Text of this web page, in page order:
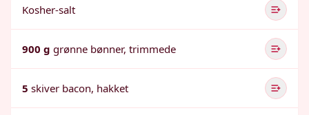
Kosher-salt
900 g grønne bønner, trimmede
5 skiver bacon, hakket